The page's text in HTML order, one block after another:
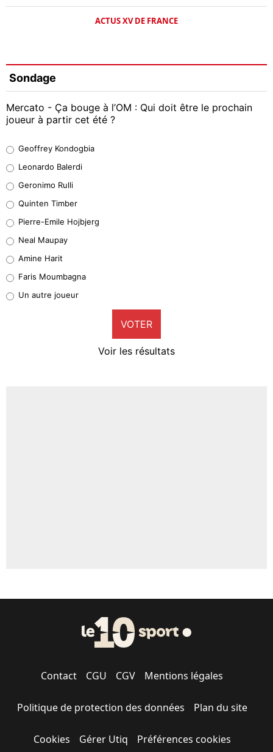
ACTUS XV DE FRANCE
Sondage
Mercato - Ça bouge à l’OM : Qui doit être le prochain
joueur à partir cet été ?
38%
32%
4%
1%
9%
Geoffrey Kondogbia
Leonardo Balerdi
Geronimo Rulli
Quinten Timber
Pierre-Emile Hojbjerg
Neal Maupay
Amine Harit
Faris Moumbagna
Un autre joueur
VOTER
Voir les résultats
Contact CGU CGV Mentions légales
Politique de protection des données Plan du site
Cookies Gérer Utiq Préférences cookies